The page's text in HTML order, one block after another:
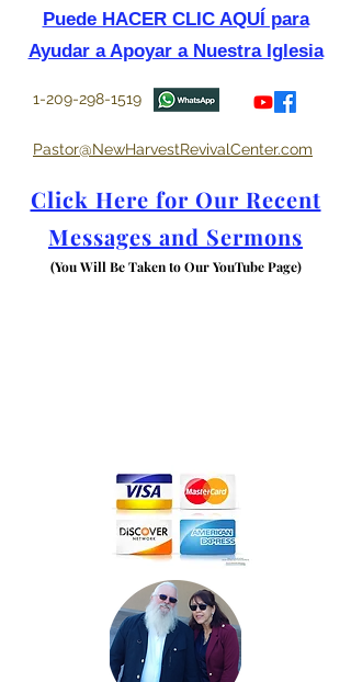
Puede HACER CLIC AQUÍ para
Ayudar a Apoyar a Nuestra Iglesia
1-209-298-1519
Pastor@NewHarvestRevivalCenter.com
Click Here for Our Recent
Messages and Sermons
(You Will Be Taken to Our YouTube Page)